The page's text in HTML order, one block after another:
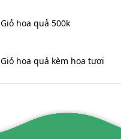
Giỏ hoa quả 500k
Giỏ hoa quả kèm hoa tươi